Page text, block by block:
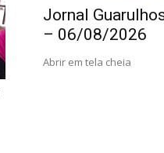
Jornal
– 06/08/2026
Abrir em tela cheia